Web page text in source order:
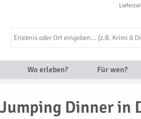
Wo erleben? Für wen?
Jumping Dinner in